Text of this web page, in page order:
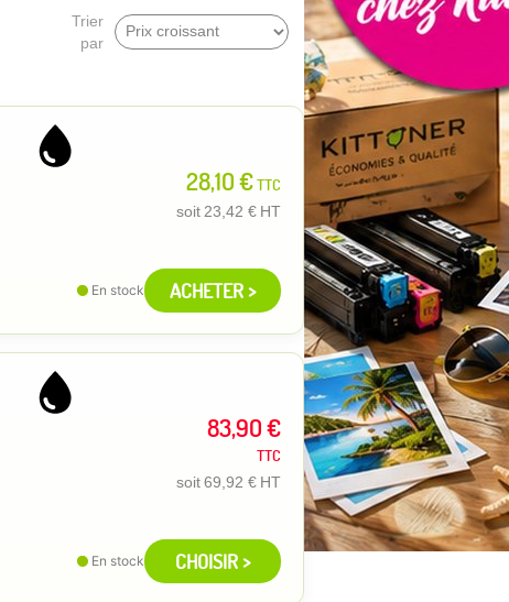
Trier
par
28,10 €TTC
soit 23,42 € HT
En stock ACHETER >
83,90 €
TTC
soit69,92 € HT
En stock CHOISIR >